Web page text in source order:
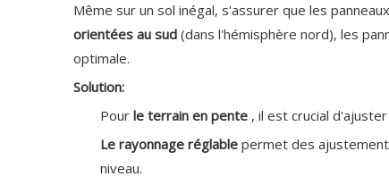
Même sur un sol inégal, s'assurer que les
orientées au sud (dans l'hémisphère nord), les
optimale.
Solution:
Pour le terrain en pente , il est crucial
Le rayonnage réglable permet des
niveau.